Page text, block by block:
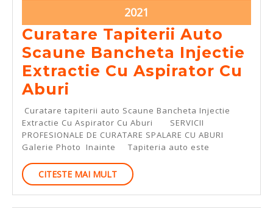
2021
2021
23,
2021
Curatare Tapiterii Auto
Scaune Bancheta Injectie
Extractie Cu Aspirator Cu
Aburi
Tapiterii
Auto
Scaune
Bancheta
Injectie
Extractie
Curatare tapiterii auto Scaune Bancheta Injectie
Extractie Cu Aspirator Cu Aburi SERVICII
PROFESIONALE DE CURATARE SPALARE CU ABURI
Galerie Photo Inainte Tapiteria auto este
CITESTE MAI MULTCITESTE
MAI
MULT